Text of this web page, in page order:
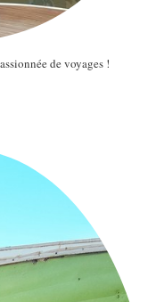
de voyages !